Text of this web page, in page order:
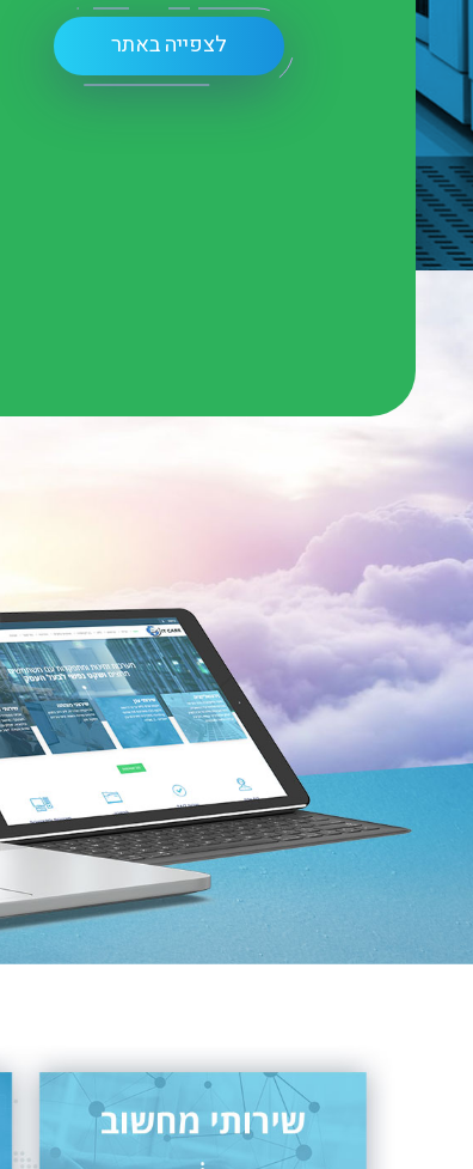
לצפייה באתר